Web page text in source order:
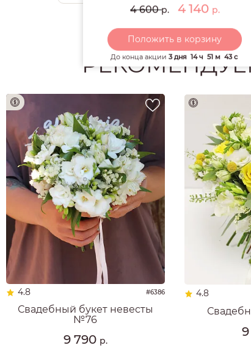
4.8 #6386
Свадебный букет невесты
№76
9 790 р.
Предоплата 100%
4.8
4 600р. 4 140 р.
Положить в корзину
До конца акции 3 дня 14 ч 51 м 42 с